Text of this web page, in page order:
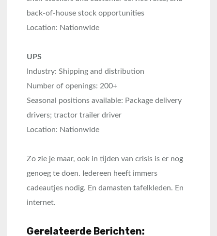
back-of-house stock opportunities
Location: Nationwide
UPS
Industry: Shipping and distribution
Number of openings: 200+
Seasonal positions available: Package delivery
drivers; tractor trailer driver
Location: Nationwide
Zo zie je maar, ook in tijden van crisis is er nog
genoeg te doen. Iedereen heeft immers
cadeautjes nodig. En damasten tafelkleden. En
internet.
Gerelateerde Berichten: